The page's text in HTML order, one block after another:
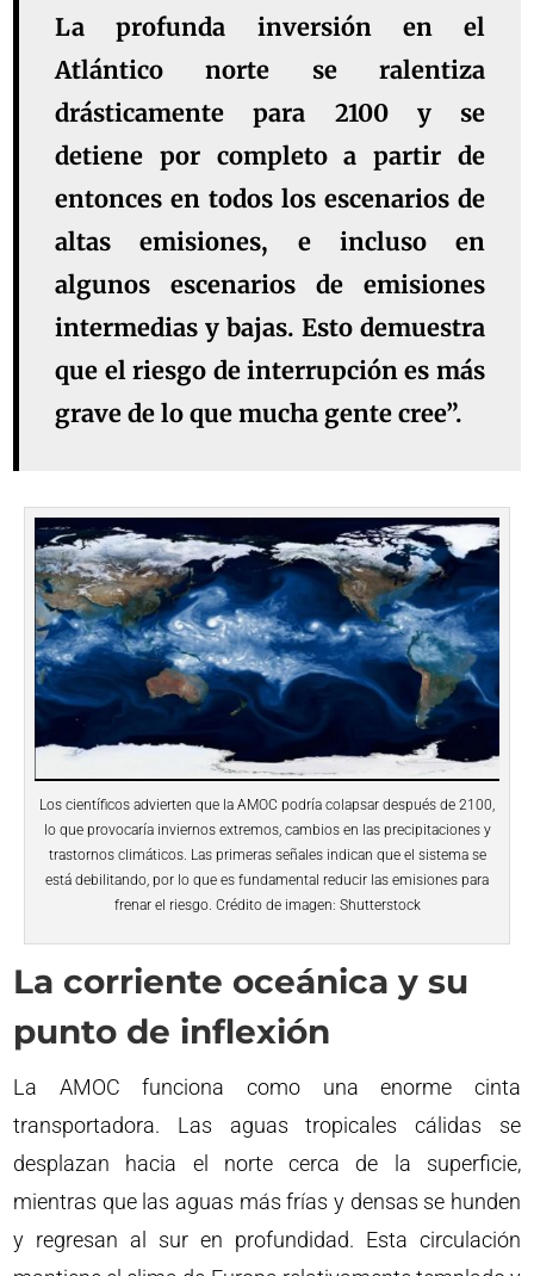
La profunda inversión en el
Atlántico norte se ralentiza
drásticamente para 2100 y se
detiene por completo a partir de
entonces en todos los escenarios de
altas emisiones, e incluso en
algunos escenarios de emisiones
intermedias y bajas. Esto demuestra
que el riesgo de interrupción es más
grave de lo que mucha gente cree”.
Los científicos advierten que la AMOC podría colapsar después de 2100,
lo que provocaría inviernos extremos, cambios en las precipitaciones y
trastornos climáticos. Las primeras señales indican que el sistema se
está debilitando, por lo que es fundamental reducir las emisiones para
frenar el riesgo. Crédito de imagen: Shutterstock
La corriente oceánica y su
punto de inflexión
La AMOC funciona como una enorme cinta
transportadora. Las aguas tropicales cálidas se
desplazan hacia el norte cerca de la superficie,
mientras que las aguas más frías y densas se hunden
y regresan al sur en profundidad. Esta circulación